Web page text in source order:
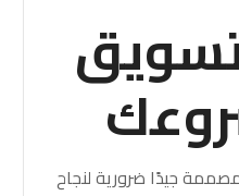
جيدًا ضرورية لنجاح